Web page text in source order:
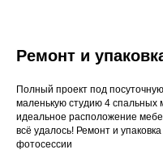
Ремонт и
Полный проект под
маленькую студию 4 спальных
идеальное расположение
всё удалось! Ремонт и
фотосессии